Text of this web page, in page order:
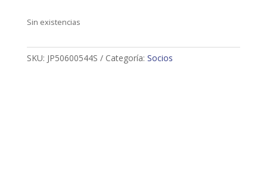
Sin existencias
SKU: JP50600544S Categoría: Socios